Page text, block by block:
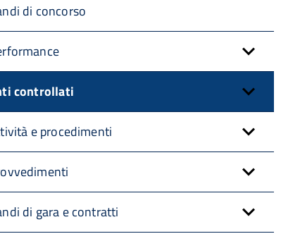
di concorso
controllati
e procedimenti
di gara e contratti